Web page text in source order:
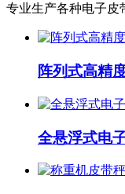
专业生产各种电子皮
阵列式高精
全悬浮式电